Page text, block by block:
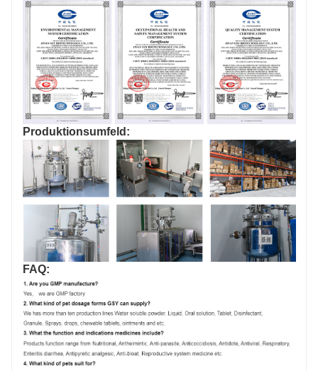
Produktionsumfeld:
FAQ: